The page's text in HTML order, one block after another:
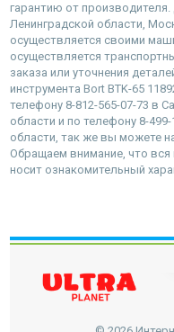
гарантию от
Ленинградской области,
осуществляется своими
осуществляется
заказа или уточнения
инструмента Bort BTK-65
телефону 8-812-565-07-73 в
области и по телефону 8-
области, так же вы можете
Обращаем внимание, что
носит ознакомительный